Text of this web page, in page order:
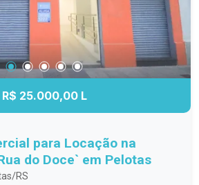
R$ 25.000,00 L
para Locação na
`Rua do Doce` em Pelotas
RS